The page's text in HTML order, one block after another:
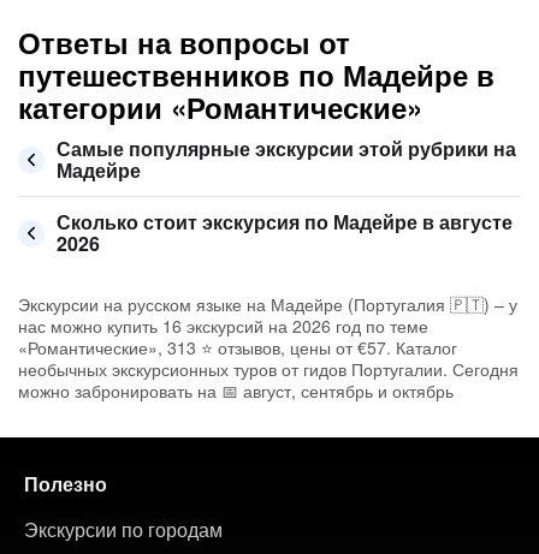
Ответы на вопросы от
путешественников по Мадейре в
категории «Романтические»
Самые популярные экскурсии этой рубрики на
Мадейре
Сколько стоит экскурсия по Мадейре в августе
2026
Экскурсии на русском языке на Мадейре (Португалия 🇵🇹) – у
нас можно купить 16 экскурсий на 2026 год по теме
«Романтические», 313 ⭐ отзывов, цены от €57. Каталог
необычных экскурсионных туров от гидов Португалии. Сегодня
можно забронировать на 📅 август, сентябрь и октябрь
Полезно
Экскурсии по городам